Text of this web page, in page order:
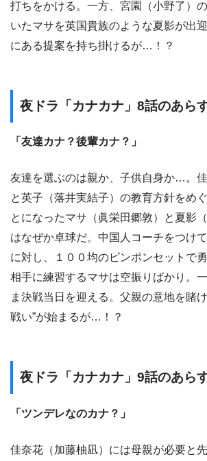
打ちをかける。一方、宮園（小野了）
いたマサを英国貴族のような夏影が出
にある提案を持ち掛けるが…！？
夜ドラ「カナカナ」8話のあら
「友達カナ？後輩カナ？」
友達を選ぶのは親か、子供自身か…。佳
と英子（落井実結子）の教育方針をめ
とになったマサ（眞栄田郷敦）と夏影
はなぜか卓球だ。中国人コーチをつけ
に対し、１００均のピンポンセットで
相手に練習するマサは空振りばかり。
ま決戦当日を迎える。父親の意地を賭
戦い”が始まるが…！？
夜ドラ「カナカナ」9話のあら
「ツンデレなのカナ？」
佳奈花（加藤柚凪）には母親が必要と